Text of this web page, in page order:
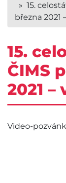
» 15.
března 2021
15.
ČIMS
2021
Video-